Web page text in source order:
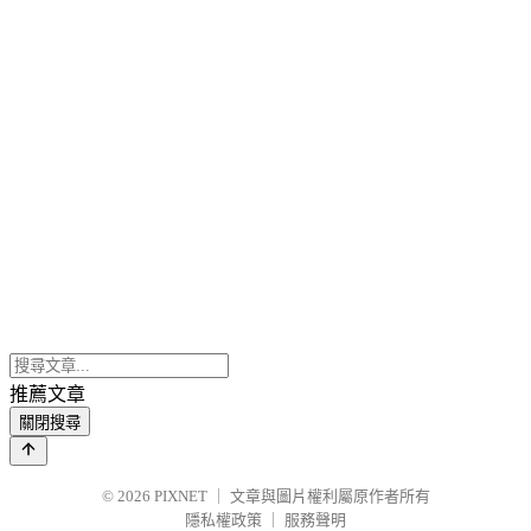
推薦文章
關閉搜尋
© 2026 PIXNET
文章與圖片權利屬原作者所有
隱私權政策
服務聲明